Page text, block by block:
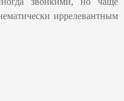
иррелевантным